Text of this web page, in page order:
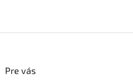
Pre vás